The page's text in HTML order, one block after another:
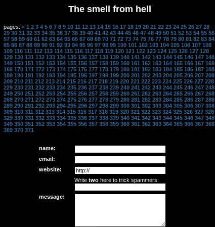
The smell from hell
pages: « 1 2 3 4 5 6 7 8 9 10 11 12 13 14 15 16 17 18 19 20 21 22 23 24 25 26 27 28
29 30 31 32 33 34 35 36 37 38 39 40 41 42 43 44 45 46 47 48 49 50 51 52 53 54 55 56
57 58 59 60 61 62 63 64 65 66 67 68 69 70 71 72 73 74 75 76 77 78 79 80 81 82 83 84
85 86 87 88 89 90 91 92 93 94 95 96 97 98 99 100 101 102 103 104 105 106 107 108
109 110 111 112 113 114 115 116 117 118 119 120 121 122 123 124 125 126 127 128
129 130 131 132 133 134 135 136 137 138 139 140 141 142 143 144 145 146 147 148
149 150 151 152 153 154 155 156 157 158 159 160 161 162 163 164 165 166 167 168
169 170 171 172 173 174 175 176 177 178 179 180 181 182 183 184 185 186 187 188
189 190 191 192 193 194 195 196 197 198 199 200 201 202 203 204 205 206 207 208
209 210 211 212 213 214 215 216 217 218 219 220 221 222 223 224 225 226 227 228
229 230 231 232 233 234 235 236 237 238 239 240 241 242 243 244 245 246 247 248
249 250 251 252 253 254 255 256 257 258 259 260 261 262 263 264 265 266 267 268
269 270 271 272 273 274 275 276 277 278 279 280 281 282 283 284 285 286 287 288
289 290 291 292 293 294 295 296 297 298 299 300 301 302 303 304 305 306 307 308
309 310 311 312 313 314 315 316 317 318 319 320 321 322 323 324 325 326 327 328
329 330 331 332 333 334 335 336 337 338 339 340 341 342 343 344 345 346 347 348
349 350 351 352 353 354 355 356 357 358 359 360 361 362 363 364 365 366 367 368
369 370 371
name:
email:
website:
Write two here to trick spammers:
message: